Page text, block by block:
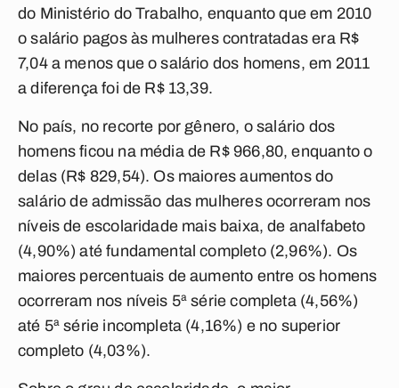
do Ministério do Trabalho, enquanto que em 2010
o salário pagos às mulheres contratadas era R$
7,04 a menos que o salário dos homens, em 2011
a diferença foi de R$ 13,39.
No país, no recorte por gênero, o salário dos
homens ficou na média de R$ 966,80, enquanto o
delas (R$ 829,54). Os maiores aumentos do
salário de admissão das mulheres ocorreram nos
níveis de escolaridade mais baixa, de analfabeto
(4,90%) até fundamental completo (2,96%). Os
maiores percentuais de aumento entre os homens
ocorreram nos níveis 5ª série completa (4,56%)
até 5ª série incompleta (4,16%) e no superior
completo (4,03%).